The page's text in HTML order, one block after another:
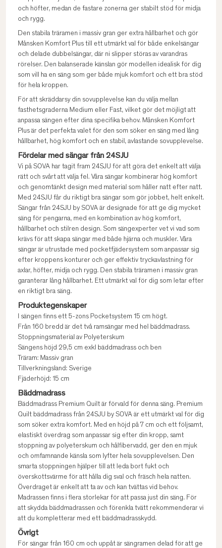
och höfter, medan de fastare zonerna ger stabilt stöd för midja
och rygg.
Den stabila träramen i massiv gran ger extra hållbarhet och gör
Månsken Komfort Plus till ett utmärkt val för både enkelsängar
och delade dubbelsängar, där ni slipper störas av varandras
rörelser. Den balanserade känslan gör modellen idealisk för dig
som vill ha en säng som ger både mjuk komfort och ett bra stöd
för hela kroppen.
För att skräddarsy din sovupplevelse kan du välja mellan
fasthetsgraderna Medium eller Fast, vilket gör det möjligt att
anpassa sängen efter dina specifika behov. Månsken Komfort
Plus är det perfekta valet för den som söker en säng med lång
hållbarhet, hög komfort och en stabil, avlastande sovupplevelse.
Fördelar med sängar från 24SJU
Vi på SOVA har tagit fram 24SJU för att göra det enkelt att välja
rätt och svårt att välja fel. Våra sängar kombinerar hög komfort
och genomtänkt design med material som håller natt efter natt.
Med 24SJU får du riktigt bra sängar som gör jobbet, helt enkelt.
Sängar från 24SJU by SOVA är designade för att ge dig mycket
säng för pengarna, med en kombination av hög komfort,
hållbarhet och stilren design. Som sängexperter vet vi vad som
krävs för att skapa sängar med både hjärna och muskler. Våra
sängar är utrustade med pocketfjädersystem som anpassar sig
efter kroppens konturer och ger effektiv tryckavlastning för
axlar, höfter, midja och rygg. Den stabila träramen i massiv gran
garanterar lång hållbarhet. Ett utmärkt val för dig som letar efter
en riktigt bra säng.
Produktegenskaper
I sängen finns ett 5-zons Pocketsystem 15 cm högt.
Från 160 bredd är det två ramsängar med hel bäddmadrass.
Stoppningsmaterial av Polyeterskum
Sängens höjd 29,5 cm exkl bäddmadrass och ben
Träram: Massiv gran
Tillverkningsland: Sverige
Fjäderhöjd: 15 cm
Bäddmadrass
Bäddmadrass Premium Quilt är förvald för denna säng. Premium
Quilt bäddmadrass från 24SJU by SOVA är ett utmärkt val för dig
som söker extra komfort. Med en höjd på 7 cm och ett följsamt,
elastiskt överdrag som anpassar sig efter din kropp, samt
stoppning av polyeterskum och hålfibervadd, ger den en mjuk
och omfamnande känsla som lyfter hela sovupplevelsen. Den
smarta stoppningen hjälper till att leda bort fukt och
överskottsvärme för att hålla dig sval och fräsch hela natten.
Överdraget är enkelt att ta av och kan tvättas vid behov.
Madrassen finns i flera storlekar för att passa just din säng. För
att skydda bäddmadrassen och förenkla tvätt rekommenderar vi
att du kompletterar med ett bäddmadrasskydd.
Övrigt
För sängar från 160 cm och uppåt är sängramen delad för att ge